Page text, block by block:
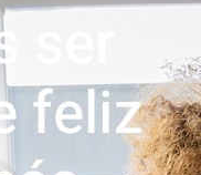
feliz